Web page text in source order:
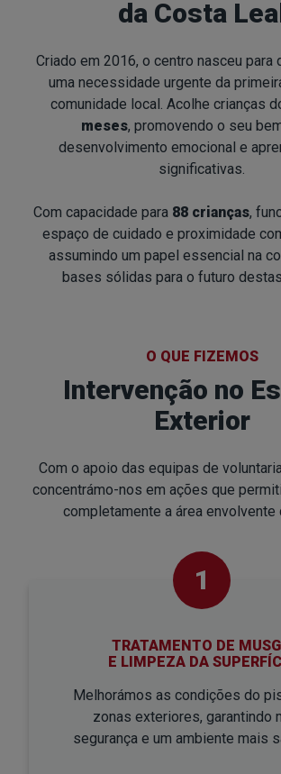
da Costa
Criado em 2016, o centro nasceu para
uma necessidade urgente da
comunidade local. Acolhe crianças
meses, promovendo o seu
desenvolvimento emocional e
significativas.
Com capacidade para 88 crianças,
espaço de cuidado e proximidade
assumindo um papel essencial na
bases sólidas para o futuro
O QUE FIZEMOS
Intervenção no
Exterior
Com o apoio das equipas de
concentrámo-nos em ações que
completamente a área envolvente
1
TRATAMENTO DE
E LIMPEZA DA
Melhorámos as condições do
zonas exteriores, garantindo
segurança e um ambiente mais